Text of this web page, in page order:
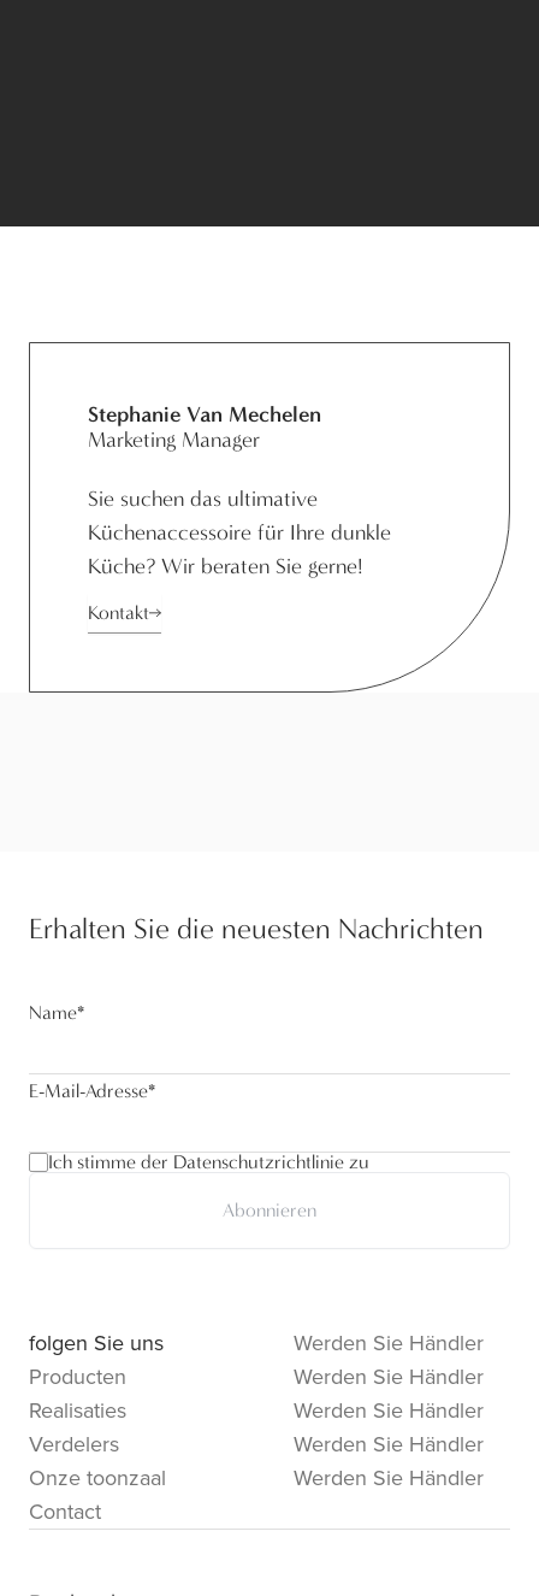
Stephanie Van Mechelen
Marketing Manager
Sie suchen das ultimative
Küchenaccessoire für Ihre dunkle
Küche? Wir beraten Sie gerne!
Kontakt
Erhalten Sie die neuesten Nachrichten
Name*
E-Mail-Adresse*
Ich stimme der Datenschutzrichtlinie zu
Abonnieren
folgen Sie uns
Producten
Realisaties
Verdelers
Onze toonzaal
Contact
Werden Sie Händler
Werden Sie Händler
Werden Sie Händler
Werden Sie Händler
Werden Sie Händler